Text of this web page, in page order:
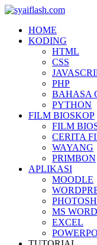
HOME
KODING
HTML
CSS
PHP
BAHASA
PYTHON
FILM BIOSKOP
FILM
CERITA
WAYANG
PRIMBON
APLIKASI
MOODLE
MS WORD
EXCEL